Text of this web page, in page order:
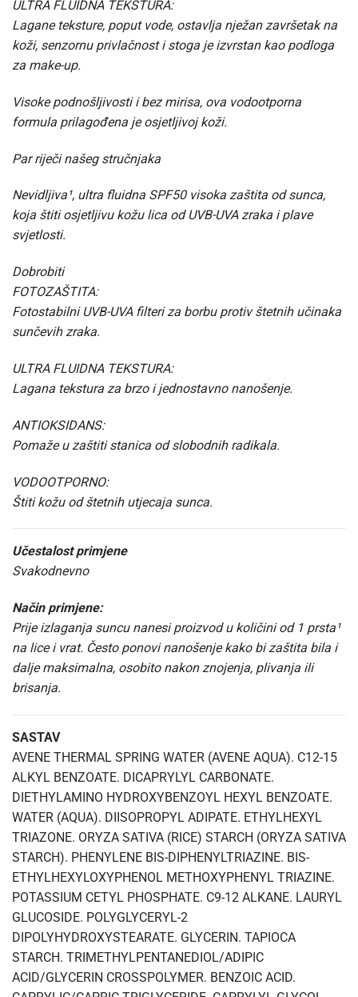
ULTRA FLUIDNA TEKSTURA:
Lagane teksture, poput vode, ostavlja nježan završetak na
koži, senzornu privlačnost i stoga je izvrstan kao podloga
za make-up.
Visoke podnošljivosti i bez mirisa, ova vodootporna
formula prilagođena je osjetljivoj koži.
Par riječi našeg stručnjaka
Nevidljiva¹, ultra fluidna SPF50 visoka zaštita od sunca,
koja štiti osjetljivu kožu lica od UVB-UVA zraka i plave
svjetlosti.
Dobrobiti
FOTOZAŠTITA:
Fotostabilni UVB-UVA filteri za borbu protiv štetnih učinaka
sunčevih zraka.
ULTRA FLUIDNA TEKSTURA:
Lagana tekstura za brzo i jednostavno nanošenje.
ANTIOKSIDANS:
Pomaže u zaštiti stanica od slobodnih radikala.
VODOOTPORNO:
Štiti kožu od štetnih utjecaja sunca.
Učestalost primjene
Svakodnevno
Način primjene:
Prije izlaganja suncu nanesi proizvod u količini od 1 prsta¹
na lice i vrat. Često ponovi nanošenje kako bi zaštita bila i
dalje maksimalna, osobito nakon znojenja, plivanja ili
brisanja.
SASTAV
AVENE THERMAL SPRING WATER (AVENE AQUA). C12-15
ALKYL BENZOATE. DICAPRYLYL CARBONATE.
DIETHYLAMINO HYDROXYBENZOYL HEXYL BENZOATE.
WATER (AQUA). DIISOPROPYL ADIPATE. ETHYLHEXYL
TRIAZONE. ORYZA SATIVA (RICE) STARCH (ORYZA SATIVA
STARCH). PHENYLENE BIS-DIPHENYLTRIAZINE. BIS-
ETHYLHEXYLOXYPHENOL METHOXYPHENYL TRIAZINE.
POTASSIUM CETYL PHOSPHATE. C9-12 ALKANE. LAURYL
GLUCOSIDE. POLYGLYCERYL-2
DIPOLYHYDROXYSTEARATE. GLYCERIN. TAPIOCA
STARCH. TRIMETHYLPENTANEDIOL/ADIPIC
ACID/GLYCERIN CROSSPOLYMER. BENZOIC ACID.